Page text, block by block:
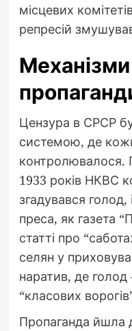
місцевих
репресій
Цензура в СРСР
системою, де
контролювалося.
1933 років НКВС
згадувався голод,
преса, як газета
статті про
селян у
наратив, де
“класових
Пропаганда йшла